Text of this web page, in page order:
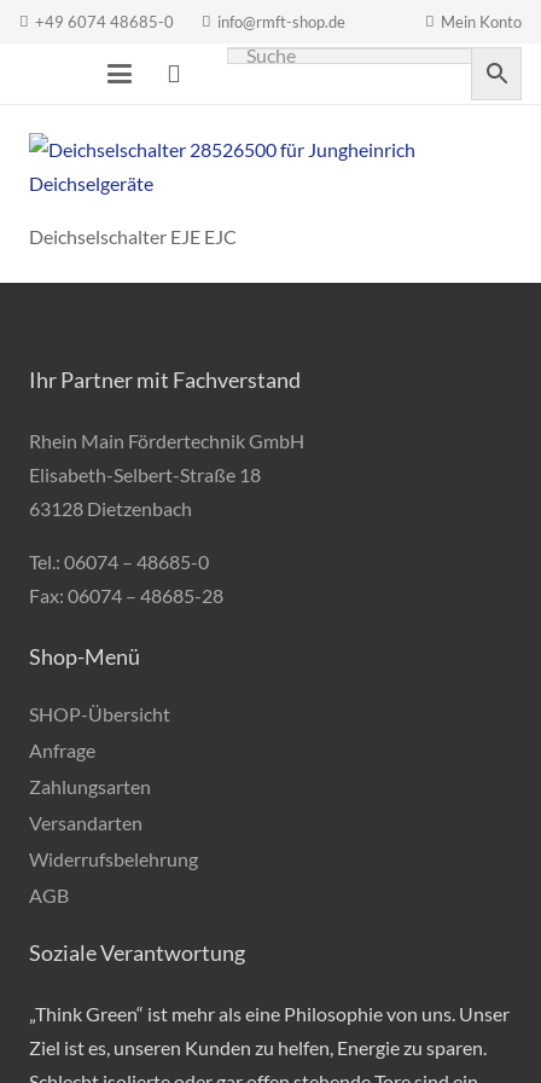
+49 6074 48685-0 info@rmft-shop.de Mein Konto
Deichselschalter EJE EJC
Ihr Partner mit Fachverstand
Rhein Main Fördertechnik GmbH
Elisabeth-Selbert-Straße 18
63128 Dietzenbach
Tel.: 06074 – 48685-0
Fax: 06074 – 48685-28
Shop-Menü
SHOP-Übersicht
Anfrage
Zahlungsarten
Versandarten
Widerrufsbelehrung
AGB
Soziale Verantwortung
„Think Green“ ist mehr als eine Philosophie von uns. Unser
Ziel ist es, unseren Kunden zu helfen, Energie zu sparen.